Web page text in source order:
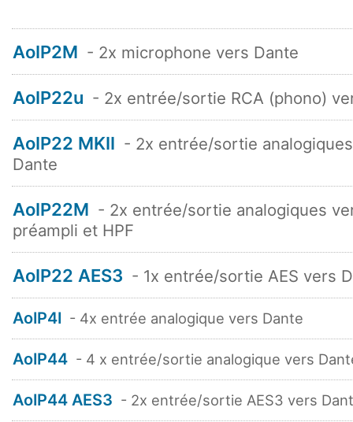
AoIP2M - 2x microphone vers Dante
AoIP22u - 2x entrée/sortie RCA (phono)
AoIP22 MKII - 2x entrée/sortie
Dante
AoIP22M - 2x entrée/sortie analogiques
préampli et HPF
AoIP22 AES3 - 1x entrée/sortie AES vers
AoIP4I - 4x entrée analogique vers Dante
AoIP44 - 4 x entrée/sortie analogique vers
AoIP44 AES3 - 2x entrée/sortie AES3 vers